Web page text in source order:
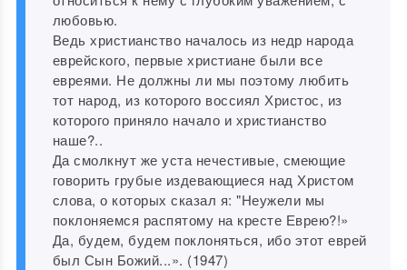
любовью.
Ведь христианство началось из недр народа
еврейского, первые христиане были все
евреями. Не должны ли мы поэтому любить
тот народ, из которого воссиял Христос, из
которого приняло начало и христианство
наше?..
Да смолкнут же уста нечестивые, смеющие
говорить грубые издевающиеся над Христом
слова, о которых сказал я: "Неужели мы
поклоняемся распятому на кресте Еврею?!»
Да, будем, будем поклоняться, ибо этот еврей
был Сын Божий...». (1947)